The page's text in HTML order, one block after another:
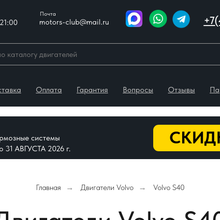
Почта
motors-club@mail.ru
Оплата Гарантия Вопросы Отзывы
системы
31 АВГУСТА 2026 г.
Главная → Двигатели Volvo → Volvo S40